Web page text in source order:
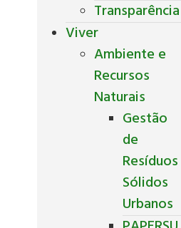
Transparência
Viver
Ambiente e
Recursos
Naturais
Gestão
de
Resíduos
Sólidos
Urbanos